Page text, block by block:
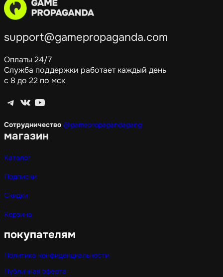
support@gamepropaganda.com
Оплаты 24/7
Служба поддержки работает каждый день
с 8 до 22 по мск
Telegram ВКонтакте YouTube
Сотрудничество @gamepropagandagang
магазин
Каталог
Подписки
Скидки
Корзина
покупателям
Политика конфиденциальности
Публичная оферта